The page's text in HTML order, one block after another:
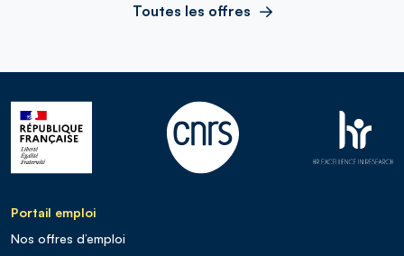
Toutes les offres
Portail emploi
Nos offres d’emploi